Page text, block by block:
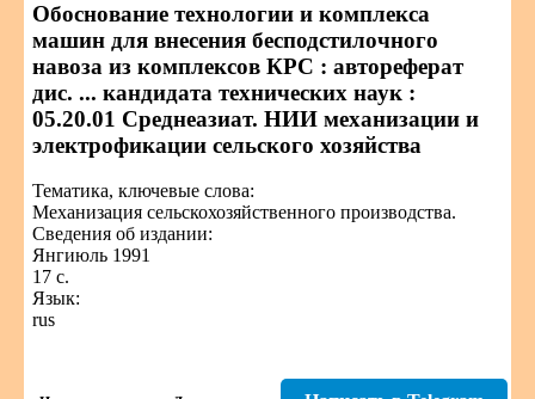
Обоснование технологии и комплекса
машин для внесения бесподстилочного
навоза из комплексов КРС : автореферат
дис. ... кандидата технических наук :
05.20.01 Среднеазиат. НИИ механизации и
электрофикации сельского хозяйства
Тематика, ключевые слова:
Механизация сельскохозяйственного производства.
Сведения об издании:
Янгиюль 1991
17 с.
Язык:
rus